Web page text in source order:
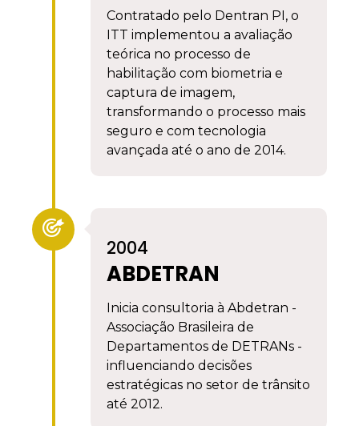
Contratado pelo Dentran PI, o
ITT implementou a avaliação
teórica no processo de
habilitação com biometria e
captura de imagem,
transformando o processo mais
seguro e com tecnologia
avançada até o ano de 2014.
2004
ABDETRAN
Inicia consultoria à Abdetran -
Associação Brasileira de
Departamentos de DETRANs -
influenciando decisões
estratégicas no setor de trânsito
até 2012.